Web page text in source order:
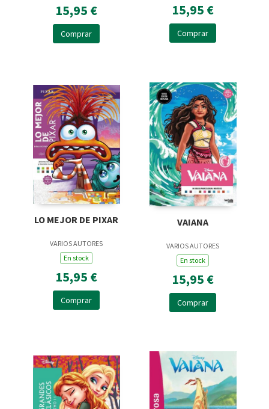
15,95 €
Comprar
15,95 €
Comprar
LO MEJOR DE PIXAR
VARIOS AUTORES
En stock
15,95 €
Comprar
VAIANA
VARIOS AUTORES
En stock
15,95 €
Comprar